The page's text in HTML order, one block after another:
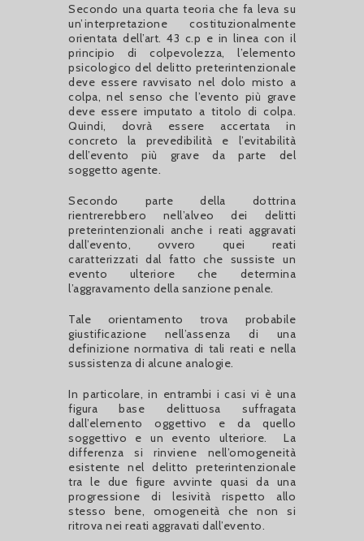
Secondo una quarta teoria che fa leva su
un’interpretazione costituzionalmente
orientata dell’art. 43 c.p e in linea con il
principio di colpevolezza, l’elemento
psicologico del delitto preterintenzionale
deve essere ravvisato nel dolo misto a
colpa, nel senso che l’evento più grave
deve essere imputato a titolo di colpa.
Quindi, dovrà essere accertata in
concreto la prevedibilità e l’evitabilità
dell’evento più grave da parte del
soggetto agente.
Secondo parte della dottrina
rientrerebbero nell’alveo dei delitti
preterintenzionali anche i reati aggravati
dall’evento, ovvero quei reati
caratterizzati dal fatto che sussiste un
evento ulteriore che determina
l’aggravamento della sanzione penale.
Tale orientamento trova probabile
giustificazione nell’assenza di una
definizione normativa di tali reati e nella
sussistenza di alcune analogie.
In particolare, in entrambi i casi vi è una
figura base delittuosa suffragata
dall’elemento oggettivo e da quello
soggettivo e un evento ulteriore. La
differenza si rinviene nell’omogeneità
esistente nel delitto preterintenzionale
tra le due figure avvinte quasi da una
progressione di lesività rispetto allo
stesso bene, omogeneità che non si
ritrova nei reati aggravati dall’evento.